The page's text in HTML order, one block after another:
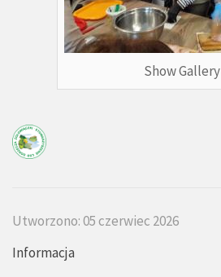
Show Gallery
Utworzono: 05 czerwiec 2026
Informacja